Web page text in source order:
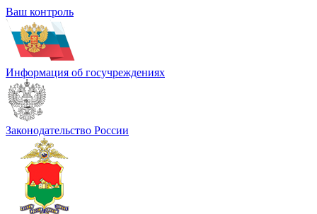
Ваш контроль
Информация об госучреждениях
Законодательство России